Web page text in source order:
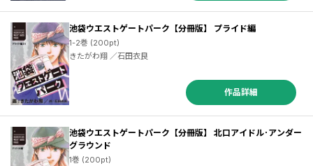
池袋ウエストゲートパーク【分冊版】 プライド編
1-2巻 (200pt)
きたがわ翔 ／石田衣良
作品詳細
池袋ウエストゲートパーク【分冊版】 北口アイドル･アンダー
グラウンド
1巻 (200pt)